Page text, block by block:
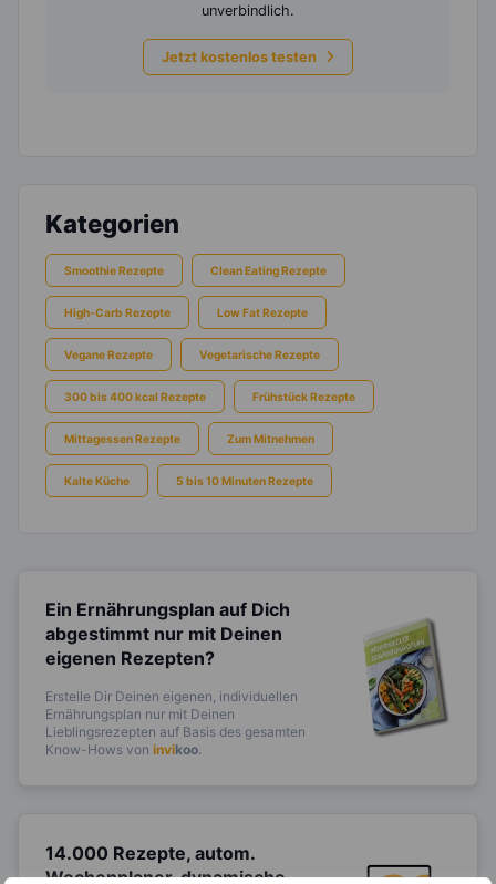
unverbindlich.
Jetzt kostenlos testen
Kategorien
Smoothie Rezepte Clean Eating Rezepte
High-Carb Rezepte Low Fat Rezepte
Vegane Rezepte Vegetarische Rezepte
300 bis 400 kcal Rezepte Frühstück Rezepte
Mittagessen Rezepte Zum Mitnehmen
Kalte Küche 5 bis 10 Minuten Rezepte
Ein Ernährungsplan auf Dich
abgestimmt nur mit Deinen
eigenen Rezepten?
Erstelle Dir Deinen eigenen, individuellen
Ernährungsplan nur mit Deinen
Lieblingsrezepten auf Basis des gesamten
Know-Hows von invikoo
14.000 Rezepte, autom.
Wochenplaner,dynamische